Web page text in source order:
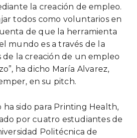
la creación de empleo.
todos como voluntarios en
de que la herramienta
mundo es a través de la
de la creación de un empleo
ha dicho María Alvarez,
en su pitch.
ha sido para Printing Health,
por cuatro estudiantes de
Politécnica de